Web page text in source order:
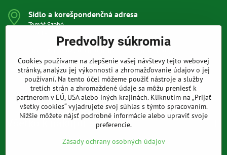
Sídlo a korešpondenčná adresa
Tomáš Szabó
851 03 Bratislava
Sme internetový obchod, nemáme kamennú predajňu.
0903 709 305
(08:00 - 20:00 vrátane víkendov a sviatkov)
info​@prakticke-naradie​.sk
Všetko k nákupu
Predvoľby súkromia
Cookies používame na zlepšenie vašej návštevy tejto webovej
stránky, analýzu jej výkonnosti a zhromažďovanie údajov o jej
používaní. Na tento účel môžeme použiť nástroje a služby
tretích strán a zhromaždené údaje sa môžu preniesť k
partnerom v EÚ, USA alebo iných krajinách. Kliknutím na „Prijať
všetky cookies“ vyjadrujete svoj súhlas s týmto spracovaním.
Nižšie môžete nájsť podrobné informácie alebo upraviť svoje
preferencie.
Zásady ochrany osobných údajov